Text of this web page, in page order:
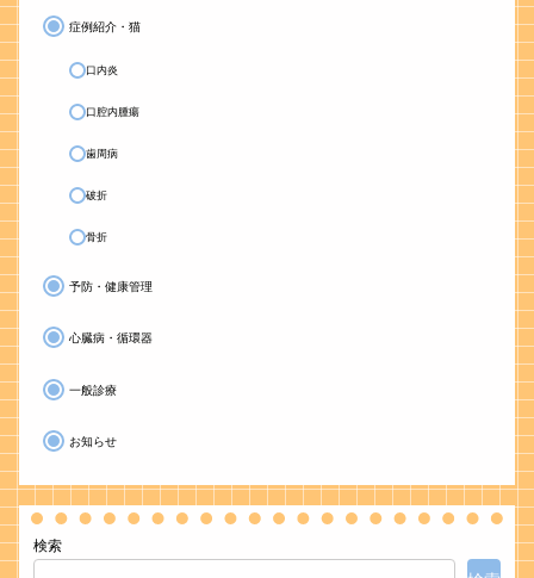
症例紹介・猫
口内炎
口腔内腫瘍
歯周病
破折
骨折
予防・健康管理
心臓病・循環器
一般診療
お知らせ
検索